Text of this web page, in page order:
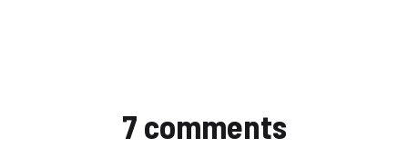
7 comments